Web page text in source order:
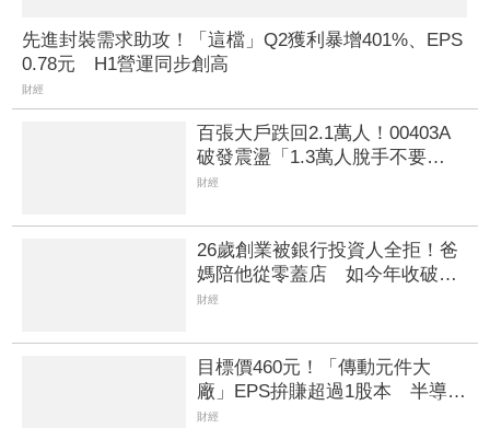
先進封裝需求助攻！「這檔」Q2獲利暴增401%、EPS
0.78元 H1營運同步創高
財經
百張大戶跌回2.1萬人！00403A
破發震盪「1.3萬人脫手不要
了」 外資反搶23.6萬張入手
財經
26歲創業被銀行投資人全拒！爸
媽陪他從零蓋店 如今年收破
322億、擁1600家門市
財經
目標價460元！「傳動元件大
廠」EPS拚賺超過1股本 半導體
設備需求爆發、漲價有戲
財經